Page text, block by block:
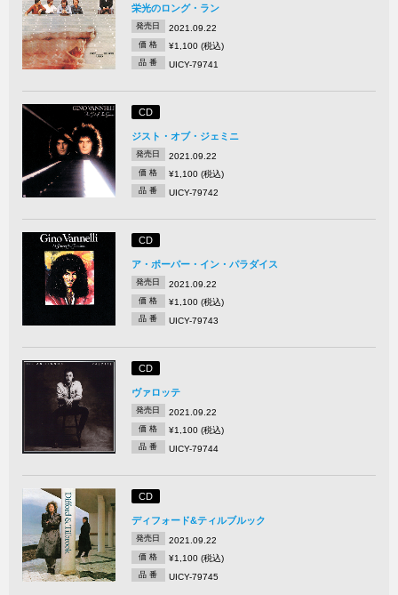
栄光のロング・ラン
発売日 2021.09.22
価 格 ¥1,100 (税込)
品 番 UICY-79741
CD
ジスト・オブ・ジェミニ
発売日 2021.09.22
価 格 ¥1,100 (税込)
品 番 UICY-79742
CD
ア・ポーパー・イン・パラダイス
発売日 2021.09.22
価 格 ¥1,100 (税込)
品 番 UICY-79743
CD
ヴァロッテ
発売日 2021.09.22
価 格 ¥1,100 (税込)
品 番 UICY-79744
CD
ディフォード&ティルブルック
発売日 2021.09.22
価 格 ¥1,100 (税込)
品 番 UICY-79745